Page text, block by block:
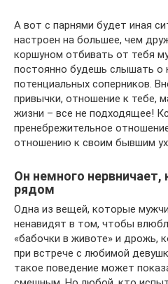
А вот с парнями будет иная
настроен на большее, чем
коршуном отбивать от тебя
постоянно будешь слышать о
потенциальных соперников.
привычки, отношение к тебе,
жизни – все не подходящее!
пренебрежительное
отношению к своим бывшим
Он немного нервничает,
рядом
Одна из вещей, которые
ненавидят в том, чтобы
«бабочки в животе» и дрожь,
при встрече с любимой
такое поведение может